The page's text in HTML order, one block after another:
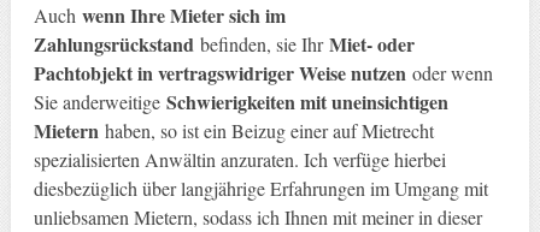
Auch wenn Ihre Mieter sich im
Zahlungsrückstandbefinden, sie IhrMiet- oder
Pachtobjekt in vertragswidriger Weise nutzenoder wenn
Sie anderweitige Schwierigkeiten mit uneinsichtigen
Mieternhaben, so ist ein Beizug einer auf Mietrecht
spezialisierten Anwältin anzuraten. Ich verfüge hierbei
diesbezüglich über langjährige Erfahrungen im Umgang mit
unliebsamen Mietern, sodass ich Ihnen mit meiner in dieser